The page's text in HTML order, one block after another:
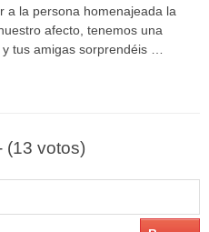
a la persona homenajeada la
afecto, tenemos una
tus amigas sorprendéis …
(13 votos)